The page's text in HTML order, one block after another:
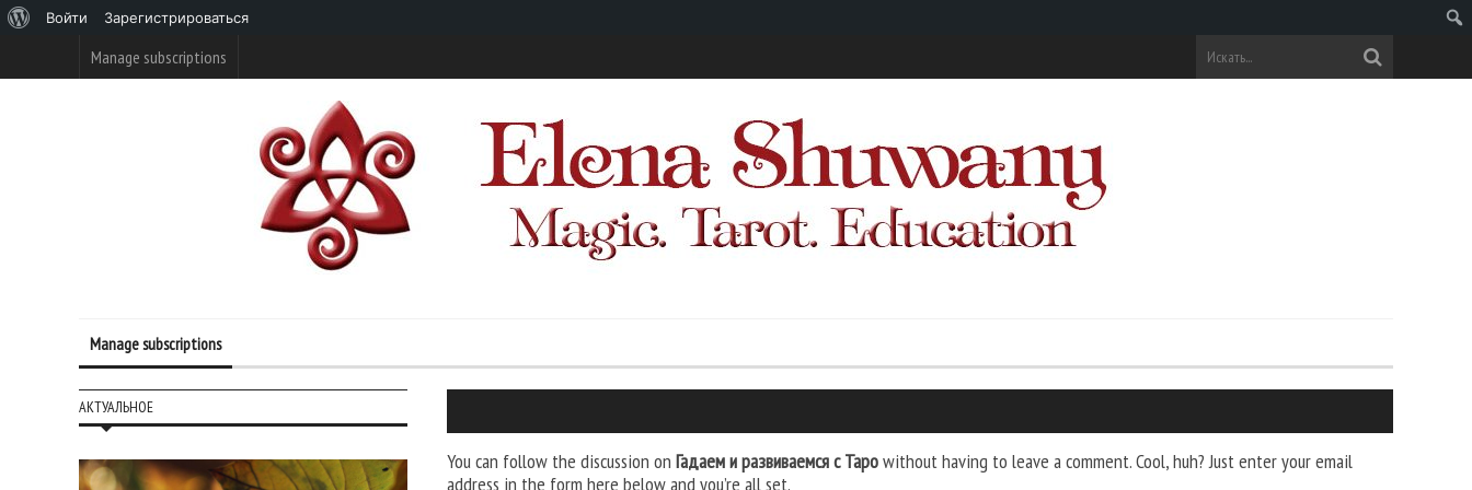
Manage subscriptions
Manage subscriptions
You can follow the discussion on Гадаем и развиваемся с Тароwithout having to leave a comment. Cool, huh? Just enter your email
address in the form here below and you’re all set.
АКТУАЛЬНОЕ
WordPress
Войти Зарегистрироваться